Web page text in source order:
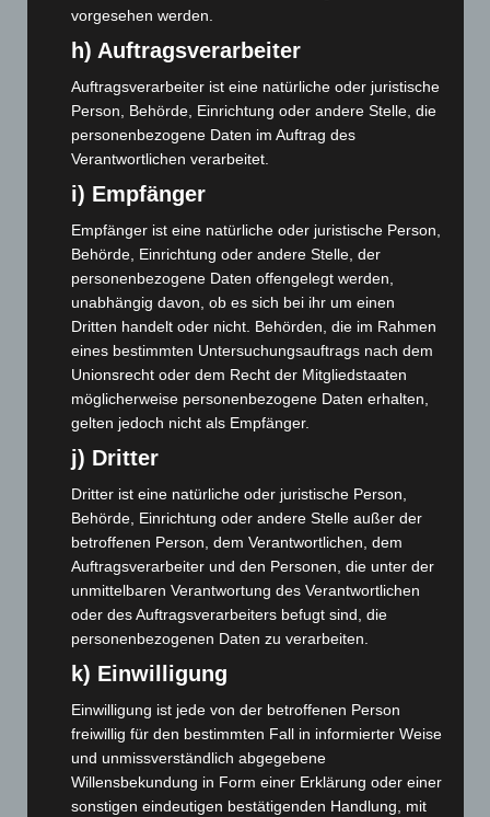
Januar 2025(88)
Dezember 2024(89)
November 2024
(94)
Oktober 2024(93)
September 2024(112)
Juli 2024(89)
Juni 2024(107)
Mai 2024(149)
April 2024(102)
März 2024(103)
Februar 2024(103)
Januar 2024(111)
Dezember 2023
November 2023(130)
Oktober 2023 (114)
September 2023 (133)
August 2023(134)
Juli 2023(118)
Juni 2023(142)
Mai 2023(139)
April 2023(155)
März 2023(174)
Februar 2023(154)
Januar 2023(140)
vorgesehen werden.
h) Auftragsverarbeiter
Auftragsverarbeiter ist eine natürliche oder juristische
Person, Behörde, Einrichtung oder andere Stelle, die
personenbezogene Daten im Auftrag des
Verantwortlichen verarbeitet.
i) Empfänger
Empfänger ist eine natürliche oder juristische Person,
Behörde, Einrichtung oder andere Stelle, der
personenbezogene Daten offengelegt werden,
unabhängig davon, ob es sich bei ihr um einen
Dritten handelt oder nicht. Behörden, die im Rahmen
eines bestimmten Untersuchungsauftrags nach dem
Unionsrecht oder dem Recht der Mitgliedstaaten
möglicherweise personenbezogene Daten erhalten,
gelten jedoch nicht als Empfänger.
j) Dritter
Dritter ist eine natürliche oder juristische Person,
Behörde, Einrichtung oder andere Stelle außer der
betroffenen Person, dem Verantwortlichen, dem
Auftragsverarbeiter und den Personen, die unter der
unmittelbaren Verantwortung des Verantwortlichen
oder des Auftragsverarbeiters befugt sind, die
personenbezogenen Daten zu verarbeiten.
k) Einwilligung
Einwilligung ist jede von der betroffenen Person
freiwillig für den bestimmten Fall in informierter Weise
und unmissverständlich abgegebene
Willensbekundung in Form einer Erklärung oder einer
sonstigen eindeutigen bestätigenden Handlung, mit